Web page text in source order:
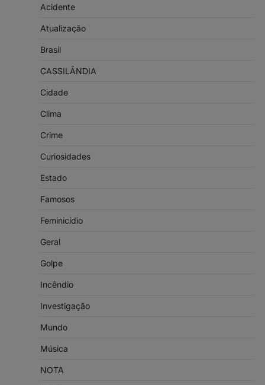
Acidente
Atualização
Brasil
CASSILÂNDIA
Cidade
Clima
Crime
Curiosidades
Estado
Famosos
Feminicídio
Geral
Golpe
Incêndio
Investigação
Mundo
Música
NOTA